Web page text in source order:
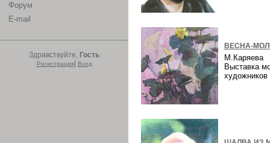
Форум
E-mail
Здравствуйте, Гость
Регистрация| Вход
ВЕСНА-
М.Каряева
Выставка